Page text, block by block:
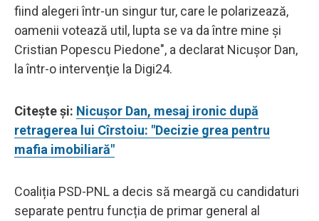
fiind alegeri într-un singur tur, care le polarizează,
oamenii votează util, lupta se va da între mine şi
Cristian Popescu Piedone", a declarat Nicuşor Dan,
la într-o intervenţie la Digi24.
Citește și: Nicuşor Dan, mesaj ironic după
retragerea lui Cîrstoiu: "Decizie grea pentru
mafia imobiliară"
Coaliția PSD-PNL a decis să meargă cu candidaturi
separate pentru funcția de primar general al